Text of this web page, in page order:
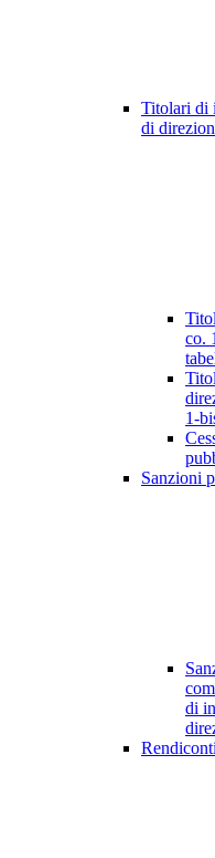
Titolari di
di
co.
1-
Sanzioni
di